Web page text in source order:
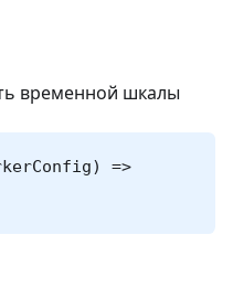
временной шкалы
=>